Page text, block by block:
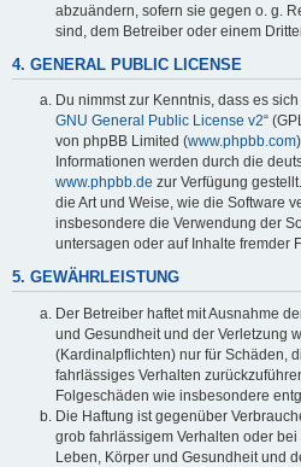
abzuändern, sofern sie gegen o. g.
sind, dem Betreiber oder einem
4. GENERAL PUBLIC LICENSE
Du nimmst zur Kenntnis, dass es
GNU General Public License v2“
von phpBB Limited (www.phpbb.com
Informationen werden durch die
www.phpbb.de zur Verfügung
die Art und Weise, wie die Software
insbesondere die Verwendung der
untersagen oder auf Inhalte fremder
5. GEWÄHRLEISTUNG
Der Betreiber haftet mit Ausnahme
und Gesundheit und der Verletzung
(Kardinalpflichten) nur für Schäden,
fahrlässiges Verhalten
Folgeschäden wie insbesondere
Die Haftung ist gegenüber
grob fahrlässigem Verhalten oder
Leben, Körper und Gesundheit und